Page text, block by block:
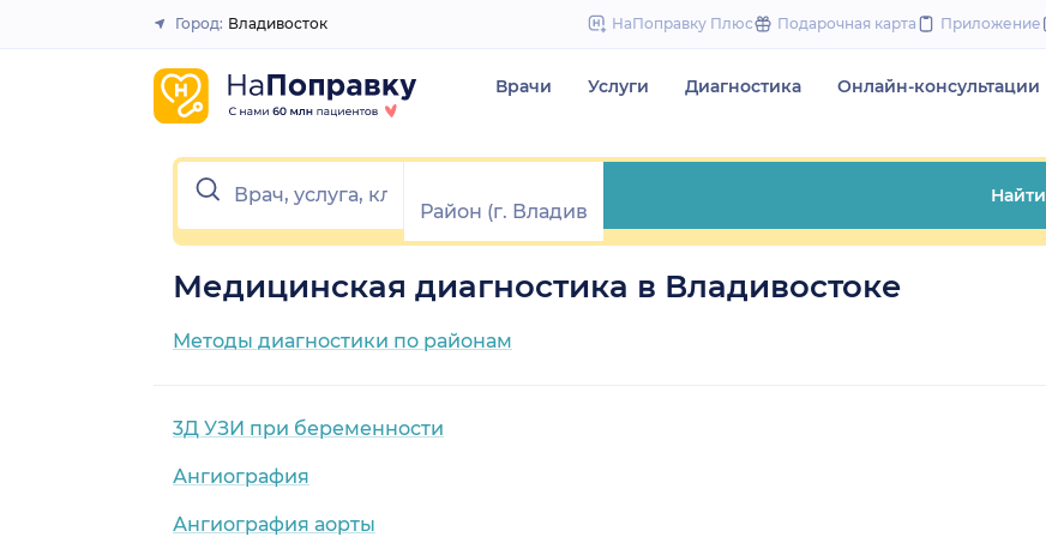
to
Закрыть
Город: Владивосток НаПоправку Плюс Подарочная карта Приложение
Врачи Услуги Диагностика Онлайн-консультации
Найти
Медицинская диагностика в Владивостоке
Методы диагностики по районам
3Д УЗИ при беременности
Ангиография
Ангиография аорты